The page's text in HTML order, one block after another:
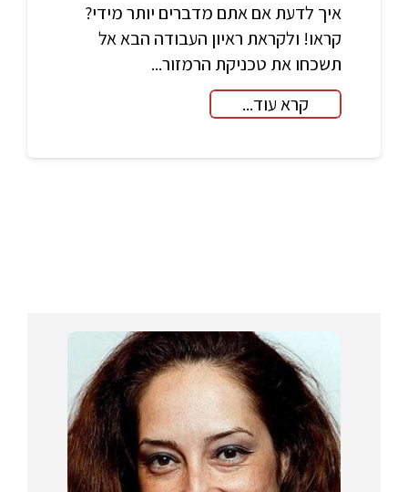
איך לדעת אם אתם מדברים יותר מידי?
קראו! ולקראת ראיון העבודה הבא אל
תשכחו את טכניקת הרמזור...
קרא עוד...